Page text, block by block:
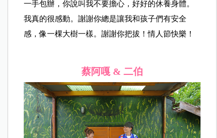
一手包辦，你說叫我不要擔心，好好的休養身體。
我真的很感動。謝謝你總是讓我和孩子們有安全
感，像一棵大樹一樣。謝謝你把拔！情人節快樂！
蔡阿嘎 & 二伯